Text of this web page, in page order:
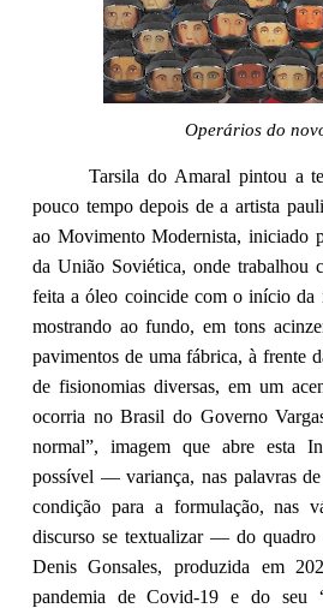
Operários do
Tarsila do Amaral pintou a
pouco tempo depois de a artista
ao Movimento Modernista, iniciado
da União Soviética, onde trabalhou
feita a óleo coincide com o início da
mostrando ao fundo, em tons
pavimentos de uma fábrica, à frente
de fisionomias diversas, em um
ocorria no Brasil do Governo
normal”, imagem que abre esta
possível — variança, nas palavras
condição para a formulação, nas
discurso se textualizar — do quadro
Denis Gonsales, produzida em
pandemia de Covid-19 e do seu